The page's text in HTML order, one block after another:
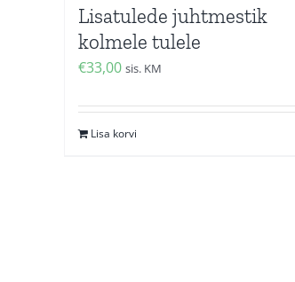
Lisatulede juhtmestik
kolmele tulele
€33,00 sis. KM
Lisa korvi